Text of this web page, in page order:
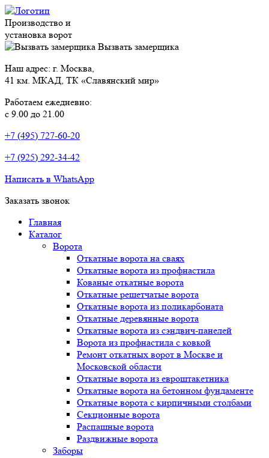
Производство и
установка ворот
Вызвать замерщика
Наш адрес: г. Москва,
41 км. МКАД, ТК «Славянский мир»
Работаем ежедневно:
с 9.00 до 21.00
+7 (495) 727-60-20
+7 (925) 292-34-42
Написать в WhatsApp
Заказать звонок
Главная
Каталог
Ворота
Откатные ворота на сваях
Откатные ворота из профнастила
Кованые откатные ворота
Откатные решетчатые ворота
Откатные ворота из поликарбоната
Откатные деревянные ворота
Откатные ворота из сэндвич-панелей
Ворота из профнастила с ковкой
Ремонт откатных ворот в Москве и
Московской области
Откатные ворота из евроштакетника
Откатные ворота на бетонном фундаменте
Откатные ворота с кирпичными столбами
Секционные ворота
Распашные ворота
Раздвижные ворота
Заборы